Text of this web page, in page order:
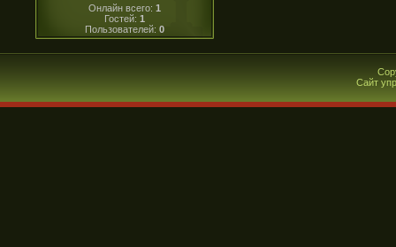
Онлайн всего: 1
Гостей: 1
Пользователей: 0
Сайт